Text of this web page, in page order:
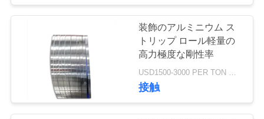
装飾のアルミニウム ス
トリップ ロール軽量の
高力極度な剛性率
USD1500-3000 PER TON MOQ:1TON
接触